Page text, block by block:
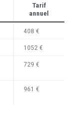
Tarif
annuel
408 €
1052 €
729 €
961 €